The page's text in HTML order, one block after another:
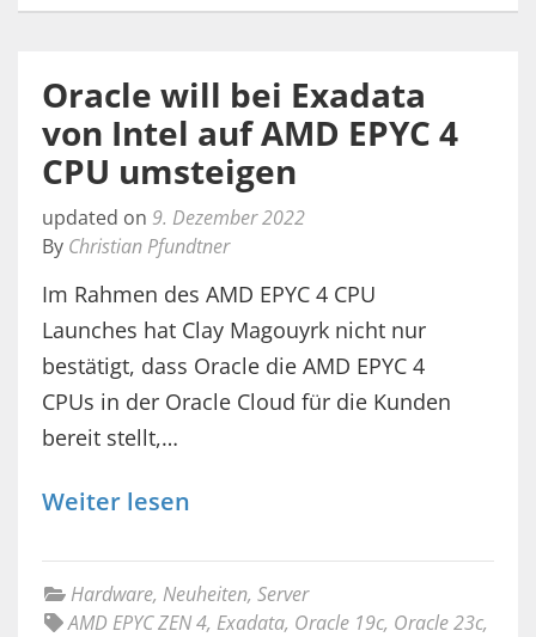
Oracle will bei Exadata
von Intel auf AMD EPYC 4
CPU umsteigen
updated on 9. Dezember 2022
By Christian Pfundtner
Im Rahmen des AMD EPYC 4 CPU
Launches hat Clay Magouyrk nicht nur
bestätigt, dass Oracle die AMD EPYC 4
CPUs in der Oracle Cloud für die Kunden
bereit stellt,…
Weiter lesen
Hardware, Neuheiten, Server
AMD EPYC ZEN 4, Exadata, Oracle 19c, Oracle 23c,